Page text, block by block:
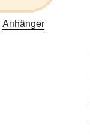
Anhänger